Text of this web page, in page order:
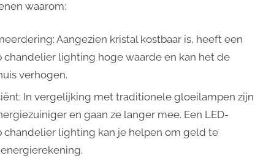
waarom:
Aangezien kristal kostbaar is, heeft een
chandelier lighting hoge waarde en kan het de
verhogen.
In vergelijking met traditionele gloeilampen zijn
en gaan ze langer mee. Een LED-
chandelier lighting kan je helpen om geld te